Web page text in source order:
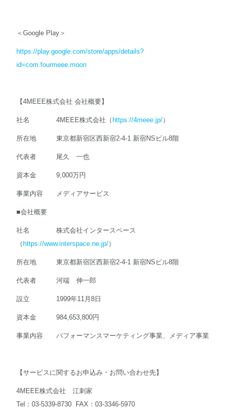
＜Google Play＞
https://play.google.com/store/apps/details?
id=com.fourmeee.moon
【4MEEE株式会社 会社概要】
社名 4MEEE株式会社（ https://4meee.jp/）
所在地 東京都新宿区西新宿2-4-1 新宿NSビル8階
代表者 尾久 一也
資本金 9,000万円
事業内容 メディアサービス
■会社概要
社名 株式会社インタースペース
（ https://www.interspace.ne.jp/）
所在地 東京都新宿区西新宿2-4-1 新宿NSビル8階
代表者 河端 伸一郎
設立 1999年11月8日
資本金 984,653,800円
事業内容 パフォーマンスマーケティング事業、メディア事業
【サービスに関するお申込み・お問い合わせ先】
4MEEE株式会社 江刺家
Tel：03-5339-8730 FAX：03-3346-5970